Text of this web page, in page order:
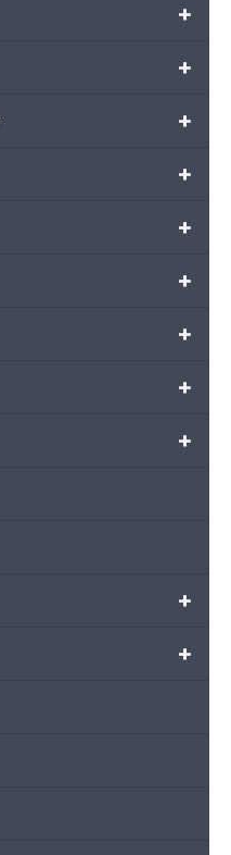
+
+
+
+
+
+
+
+
+
+
+